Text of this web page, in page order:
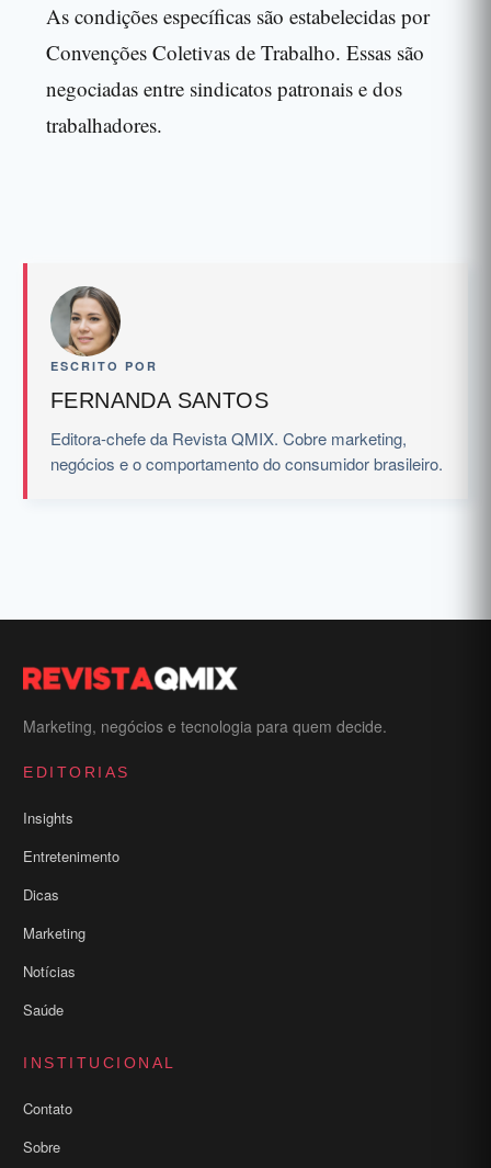
As condições específicas são estabelecidas por
Convenções Coletivas de Trabalho. Essas são
negociadas entre sindicatos patronais e dos
trabalhadores.
ESCRITO POR
FERNANDA SANTOS
Editora-chefe da Revista QMIX. Cobre marketing,
negócios e o comportamento do consumidor brasileiro.
Marketing, negócios e tecnologia para quem decide.
EDITORIAS
Insights
Entretenimento
Dicas
Marketing
Notícias
Saúde
INSTITUCIONAL
Contato
Sobre